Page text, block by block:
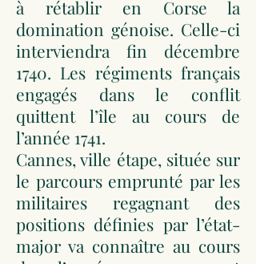
à rétablir en Corse la
domination génoise. Celle-ci
interviendra fin décembre
1740. Les régiments français
engagés dans le conflit
quittent l’île au cours de
l’année 1741.
Cannes, ville étape, située sur
le parcours emprunté par les
militaires regagnant des
positions définies par l’état-
major va connaître au cours